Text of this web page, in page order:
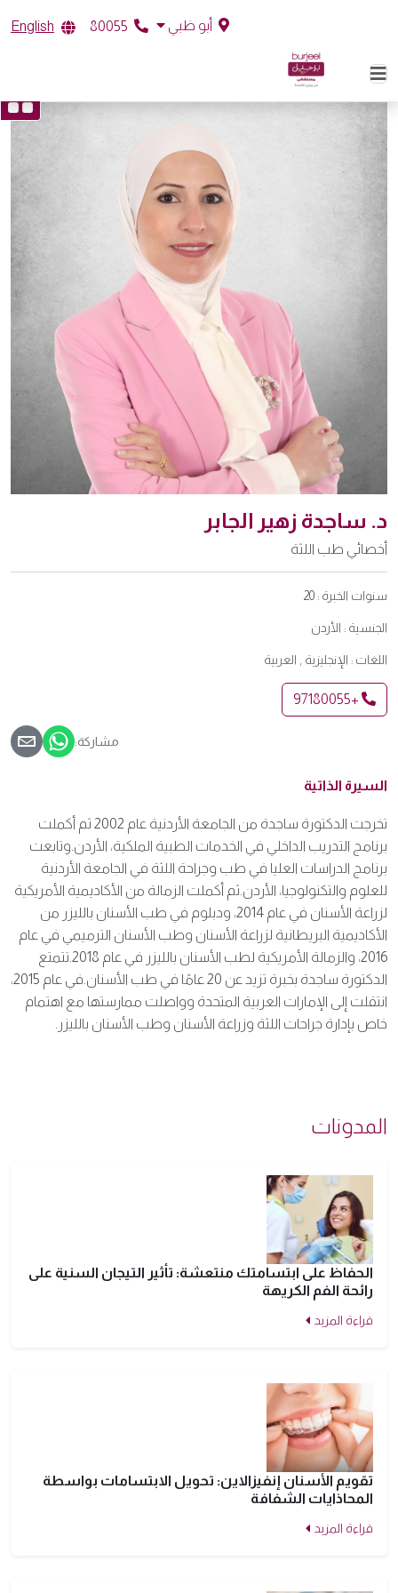
أبو ظبي English
د. ساجدة زهير الجابر
أخصائي طب اللثة
سنوات الخبرة : 20
الجنسية : الأردن
اللغات : الإنجليزية , العربية
+97180055
مشاركة:
السيرة الذاتية
تخرجت الدكتورة ساجدة من الجامعة الأردنية عام 2002 ثم أكملت
برنامج التدريب الداخلي في الخدمات الطبية الملكية، الأردن.وتابعت
برنامج الدراسات العليا في طب وجراحة اللثة في الجامعة الأردنية
للعلوم والتكنولوجيا، الأردن.ثم أكملت الزمالة من الأكاديمية الأمريكية
لزراعة الأسنان في عام 2014، ودبلوم في طب الأسنان بالليزر من
الأكاديمية البريطانية لزراعة الأسنان وطب الأسنان الترميمي في عام
2016، والزمالة الأمريكية لطب الأسنان بالليزر في عام 2018.تتمتع
الدكتورة ساجدة بخبرة تزيد عن 20 عامًا في طب الأسنان.في عام 2015،
انتقلت إلى الإمارات العربية المتحدة وواصلت ممارستها مع اهتمام
خاص بإدارة جراحات اللثة وزراعة الأسنان وطب الأسنان بالليزر.
المدونات
الحفاظ على ابتسامتك منتعشة: تأثير التيجان السنية على
رائحة الفم الكريهة
قراءة المزيد
تقويم الأسنان إنفيزالاين: تحويل الابتسامات بواسطة
المحاذايات الشفافة
قراءة المزيد